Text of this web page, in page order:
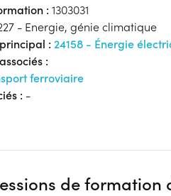
: 1303031
- Energie, génie climatique
: 24158 - Énergie
:
ferroviaire
: -
de formation